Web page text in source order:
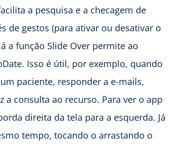
a pesquisa e a checagem de
de gestos (para ativar ou desativar o
a função Slide Over permite ao
Isso é útil, por exemplo, quando
paciente, responder a e-mails,
consulta ao recurso. Para ver o app
direita da tela para a esquerda. Já
tempo, tocando o arrastando o